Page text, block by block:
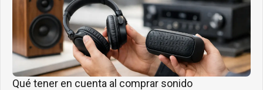
Qué tener en cuenta al comprar sonido